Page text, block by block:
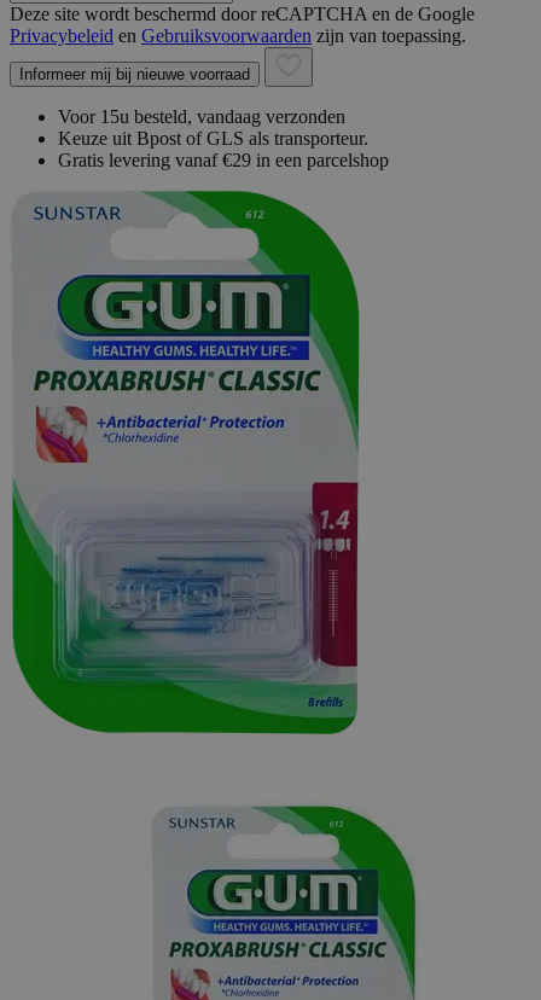
Deze site wordt beschermd door reCAPTCHA en de Google
Privacybeleid en Gebruiksvoorwaarden zijn van toepassing.
Informeer mij bij nieuwe voorraad
Voor 15u besteld, vandaag verzonden
Keuze uit Bpost of GLS als transporteur.
Gratis levering vanaf €29 in een parcelshop